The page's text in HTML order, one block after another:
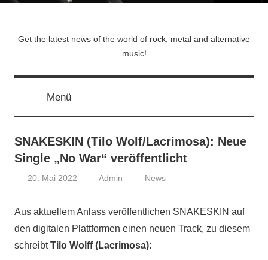
Music-
Rebels.Com
Get the latest news of the world of rock, metal and alternative
music!
Menü
SNAKESKIN (Tilo Wolf/Lacrimosa): Neue
Single „No War“ veröffentlicht
20. Mai 2022 Admin News
Aus aktuellem Anlass veröffentlichen SNAKESKIN auf
den digitalen Plattformen einen neuen Track, zu diesem
schreibtTilo Wolff (Lacrimosa):